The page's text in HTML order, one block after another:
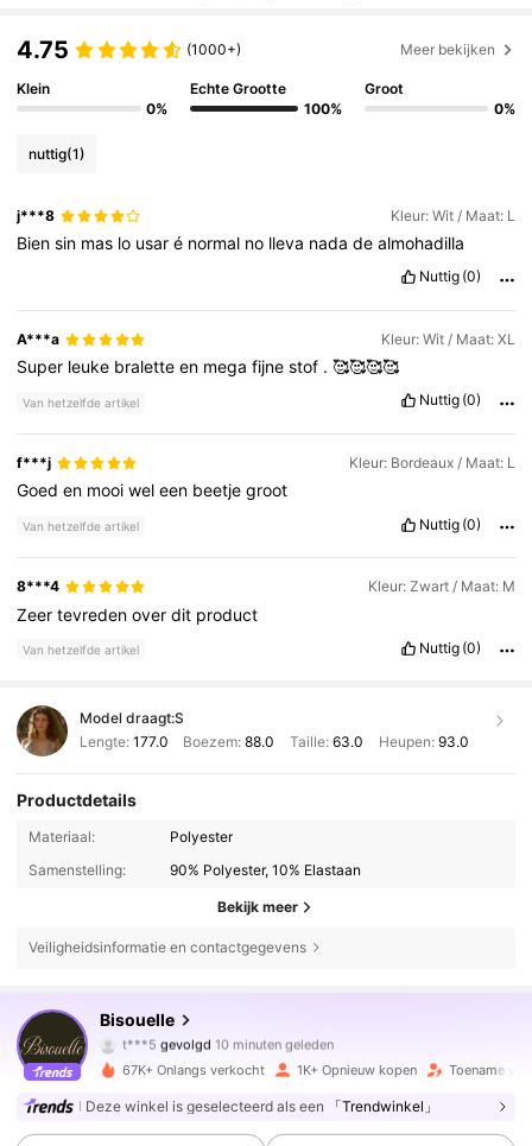
4.75 (1000+) Meer bekijken
Klein
0%
Echte Grootte
100%
Groot
0%
nuttig(1)
j***8 Kleur: Wit / Maat: L
Biensin mas lo usaré normal no lleva nadadealmohadilla
Nuttig (0)
A***a Kleur: Wit / Maat: XL
Super leuke braletteen megafijnestof .🥰🥰🥰🥰
Van hetzelfde artikel Nuttig (0)
f***j Kleur: Bordeaux / Maat: L
Goeden mooiweleen beetjegroot
Van hetzelfde artikel Nuttig (0)
8***4 Kleur: Zwart / Maat: M
Zeertevredenoverdit product
Van hetzelfde artikel Nuttig (0)
Model draagt:S
Lengte: 177.0 Boezem:88.0 Taille: 63.0 Heupen: 93.0
Productdetails
Materiaal:
Polyester
Samenstelling:
90% Polyester, 10% Elastaan
Bekijk meer
Veiligheidsinformatie en contactgegevens
Bisouelle
7.9K Volgers
t***5gevolgd
d***5 is aan het browsen
4.66
7.9K Volgers
67K+ Onlangs verkocht 1K+ Opnieuw kopen Toename
Deze winkel is geselecteerd als een 「Trendwinkel」